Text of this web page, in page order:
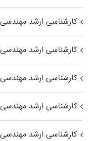
کارشناسی ارشد
کارشناسی ارشد
کارشناسی ارشد مهندسی
کارشناسی ارشد
کارشناسی ارشد